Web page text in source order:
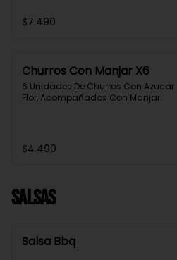
$7.490
Churros Con Manjar X6
6 Unidades De Churros Con Azucar
Flor, Acompañados Con Manjar.
$4.490
Salsas
Salsa Bbq